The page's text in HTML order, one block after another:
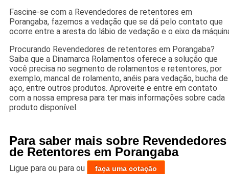
Fascine-se com a Revendedores de retentores em
Porangaba, fazemos a vedação que se dá pelo contato que
ocorre entre a aresta do lábio de vedação e o eixo da
Procurando Revendedores de retentores em Porangaba?
Saiba que a Dinamarca Rolamentos oferece a solução que
você precisa no segmento de rolamentos e retentores, por
exemplo, mancal de rolamento, anéis para vedação, bucha de
aço, entre outros produtos. Aproveite e entre em contato
com a nossa empresa para ter mais informações sobre cada
produto disponível.
Para saber mais sobre Revendedores
de Retentores em Porangaba
Ligue para ou para ou faça uma cotação